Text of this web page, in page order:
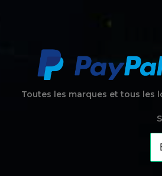
Toutes les marques et tous